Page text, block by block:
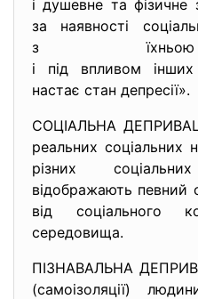
і душевне та фізичне
за наявності
з
і під впливом
настає стан депресії».
СОЦІАЛЬНА
реальних соціальних
різних
відображають певний
від соціального
середовища.
ПІЗНАВАЛЬНА
(самоізоляції)